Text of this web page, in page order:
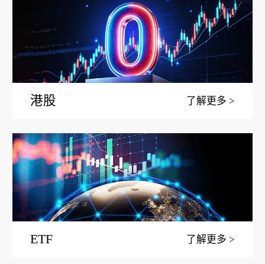
港股 了解更多
ETF 了解更多